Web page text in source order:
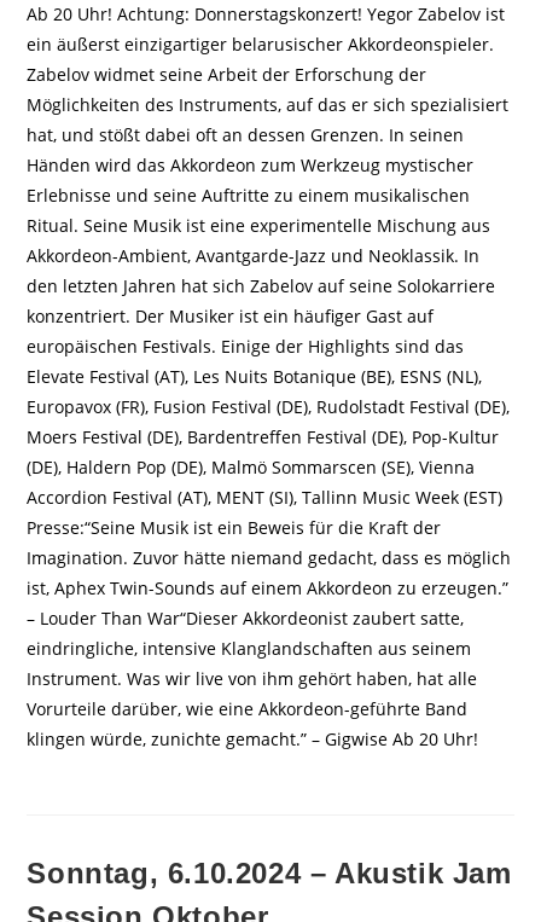
Ab 20 Uhr! Achtung: Donnerstagskonzert! Yegor Zabelov ist
ein äußerst einzigartiger belarusischer Akkordeonspieler.
Zabelov widmet seine Arbeit der Erforschung der
Möglichkeiten des Instruments, auf das er sich spezialisiert
hat, und stößt dabei oft an dessen Grenzen. In seinen
Händen wird das Akkordeon zum Werkzeug mystischer
Erlebnisse und seine Auftritte zu einem musikalischen
Ritual. Seine Musik ist eine experimentelle Mischung aus
Akkordeon-Ambient, Avantgarde-Jazz und Neoklassik. In
den letzten Jahren hat sich Zabelov auf seine Solokarriere
konzentriert. Der Musiker ist ein häufiger Gast auf
europäischen Festivals. Einige der Highlights sind das
Elevate Festival (AT), Les Nuits Botanique (BE), ESNS (NL),
Europavox (FR), Fusion Festival (DE), Rudolstadt Festival (DE),
Moers Festival (DE), Bardentreffen Festival (DE), Pop-Kultur
(DE), Haldern Pop (DE), Malmö Sommarscen (SE), Vienna
Accordion Festival (AT), MENT (SI), Tallinn Music Week (EST)
Presse:“Seine Musik ist ein Beweis für die Kraft der
Imagination. Zuvor hätte niemand gedacht, dass es möglich
ist, Aphex Twin-Sounds auf einem Akkordeon zu erzeugen.”
– Louder Than War“Dieser Akkordeonist zaubert satte,
eindringliche, intensive Klanglandschaften aus seinem
Instrument. Was wir live von ihm gehört haben, hat alle
Vorurteile darüber, wie eine Akkordeon-geführte Band
klingen würde, zunichte gemacht.” – Gigwise Ab 20 Uhr!
Sonntag, 6.10.2024 – Akustik Jam